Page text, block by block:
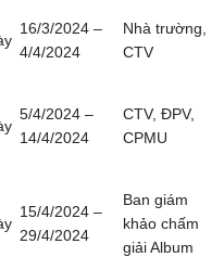
16/3/2024 –
4/4/2024
Nhà trường,
CTV
5/4/2024 –
14/4/2024
CTV, ĐPV,
CPMU
15/4/2024 –
29/4/2024
Ban giám
khảo chấm
giải Album